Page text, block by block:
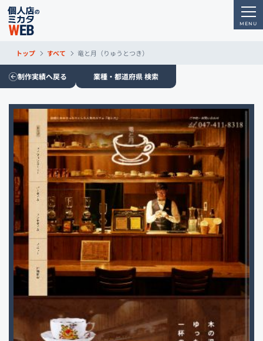
トップ すべて 竜と月（りゅうとつき）
制作実績へ戻る 業種・都道府県 検索